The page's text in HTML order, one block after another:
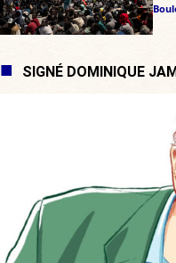
SIGNÉ DOMINIQUE